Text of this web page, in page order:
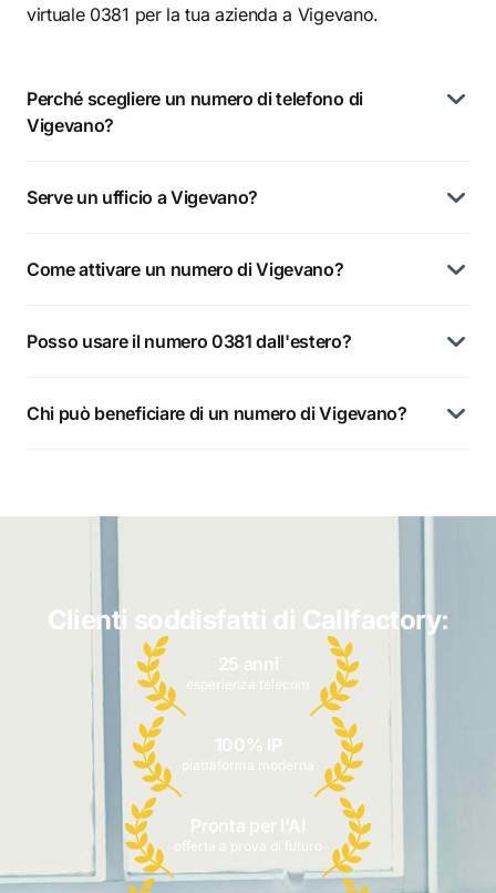
virtuale 0381 per la tua azienda a Vigevano.
Perché scegliere un numero di telefono di
Vigevano?
Serve un ufficio a Vigevano?
Come attivare un numero di Vigevano?
Posso usare il numero 0381 dall'estero?
Chi può beneficiare di un numero di Vigevano?
Clienti soddisfatti di Callfactory:
25 anni
esperienza telecom
100% IP
piattaforma moderna
Pronta per l'AI
offerta a prova di futuro